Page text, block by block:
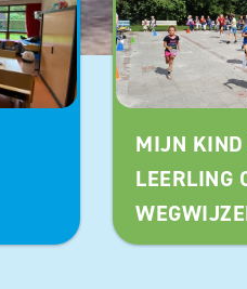
MIJN
LEERLING